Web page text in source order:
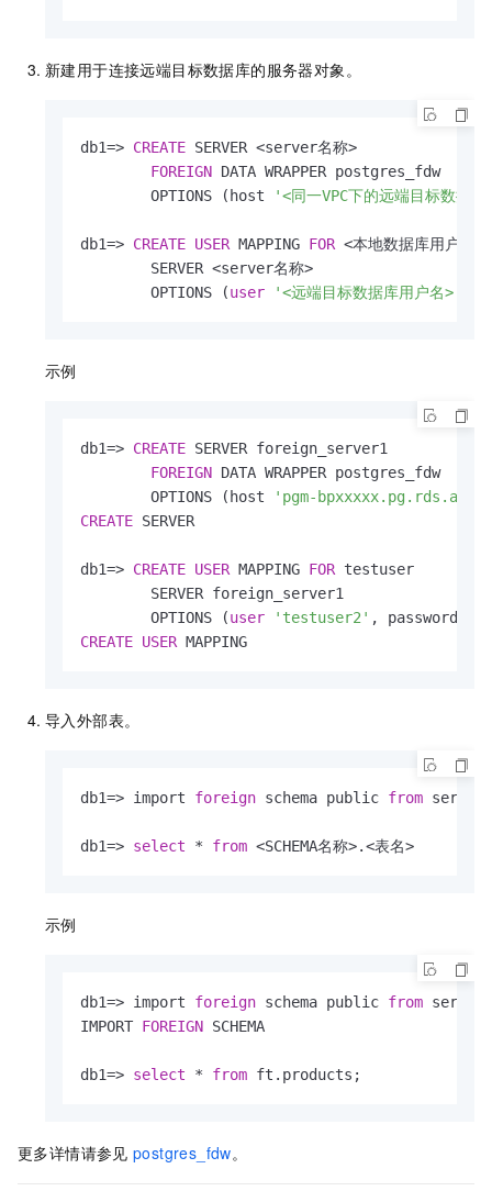
新建用于连接远端目标数据库的服务器对象。
db1=> CREATE SERVER <server名称>
FOREIGN DATA WRAPPER postgres_fdw
        OPTIONS (host
'<同一VPC下的远端目标数据
db1=> CREATE USER MAPPING FOR <本地数据库用户名
        SERVER
<server名称>
        OPTIONS (
user '<远端目标数据库用户名>'
示例
db1=> CREATE SERVER
FOREIGN DATA WRAPPER postgres_fdw
        OPTIONS (host
'pgm-
CREATE SERVER
db1=> CREATE USER MAPPING FOR testuser
        SERVER foreign_server1
        OPTIONS (
user 'testuser2' , password
CREATE USER MAPPING
导入外部表。
db1=> import foreign schema public from server
db1=> select * from <SCHEMA名称>.<表名>
示例
db1=> import foreign schema public from server
IMPORT FOREIGN SCHEMA
db1=> select * from ft.products;
更多详情请参见 postgres_fdw。